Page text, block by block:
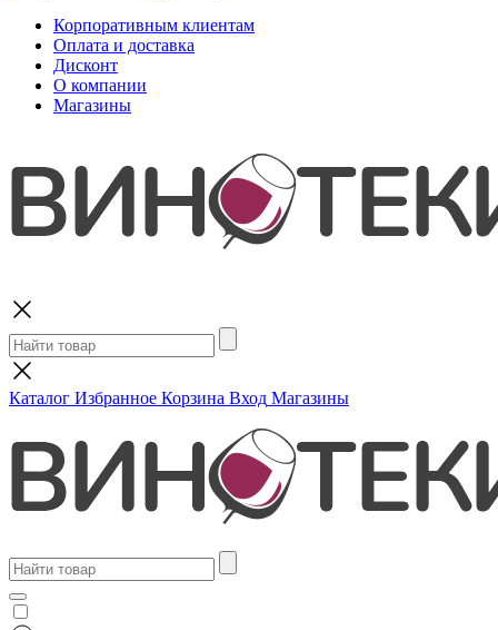
Корпоративным клиентам
Оплата и доставка
Дисконт
О компании
Магазины
Каталог Избранное Корзина Вход Магазины